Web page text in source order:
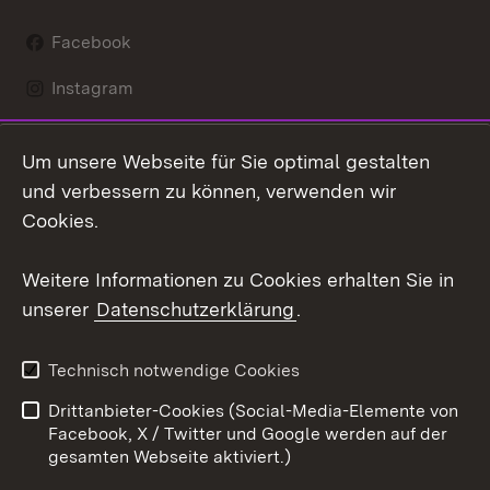
Facebook
Instagram
Mastodon
Youtube
Kontakt
Datenschutz
Barrierefreiheit
Impressum Cookies
Um unsere Webseite für Sie optimal gestalten
und verbessern zu können, verwenden wir
Cookies.
Weitere Informationen zu Cookies erhalten Sie in
unserer Datenschutzerklärung.
Technisch notwendige Cookies
Drittanbieter-Cookies (Social-Media-Elemente von
Facebook, X / Twitter und Google werden auf der
gesamten Webseite aktiviert.)